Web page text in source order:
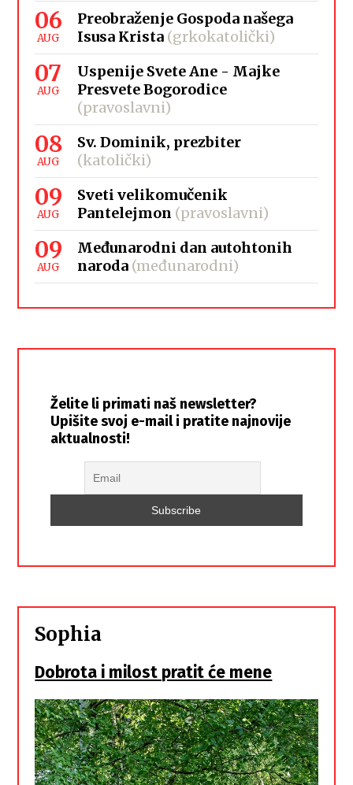
06
AUG
Preobraženje Gospoda našega
Isusa Krista (grkokatolički)
07
AUG
Uspenije Svete Ane - Majke
Presvete Bogorodice
(pravoslavni)
08
AUG
Sv. Dominik, prezbiter
(katolički)
09
AUG
Sveti velikomučenik
Pantelejmon (pravoslavni)
09
AUG
Međunarodni dan autohtonih
naroda (međunarodni)
Želite li primati naš newsletter?
Upišite svoj e-mail i pratite najnovije
aktualnosti!
Sophia
Dobrota i milost pratit će mene